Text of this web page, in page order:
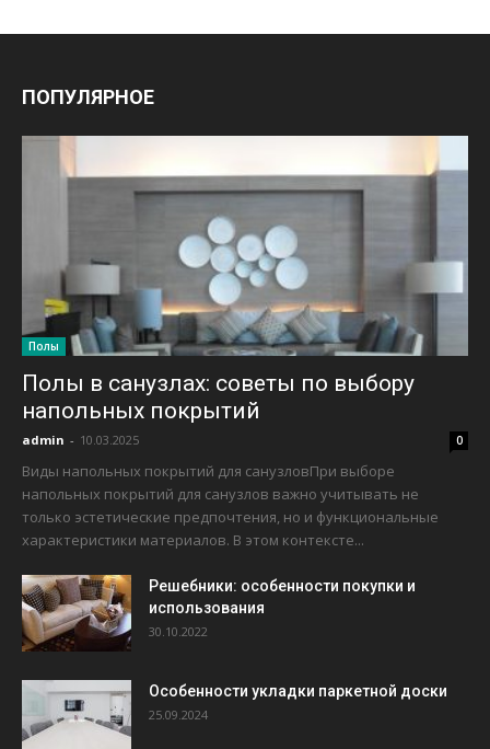
ПОПУЛЯРНОЕ
Полы
Полы в санузлах: советы по выбору
напольных покрытий
admin - 10.03.2025 0
Виды напольных покрытий для санузловПри выборе
напольных покрытий для санузлов важно учитывать не
только эстетические предпочтения, но и функциональные
характеристики материалов. В этом контексте...
Решебники: особенности покупки и
использования
30.10.2022
Особенности укладки паркетной доски
25.09.2024